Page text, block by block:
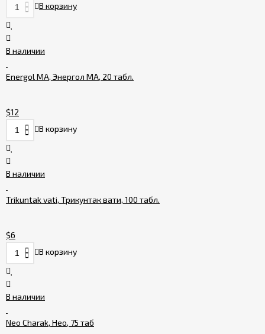
В корзину
В наличии
Energol MA, Энергол МА, 20 табл.
$12
В корзину
В наличии
Trikuntak vati, Трикунтак вати, 100 табл.
$6
В корзину
В наличии
Neo Charak, Нео, 75 таб